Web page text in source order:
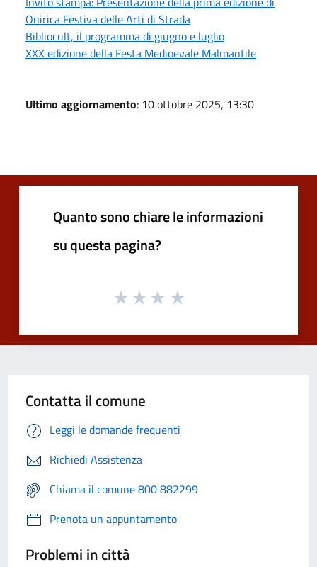
Onirica Festiva delle Arti di Strada
Bibliocult, il programma di giugno e luglio
XXX edizione della Festa Medioevale Malmantile
Ultimo aggiornamento: 10 ottobre 2025, 13:30
Quanto sono chiare le informazioni
su questa pagina?
Contatta il comune
Leggi le domande frequenti
Richiedi Assistenza
Chiama il comune 800 882299
Prenota un appuntamento
Problemi in città